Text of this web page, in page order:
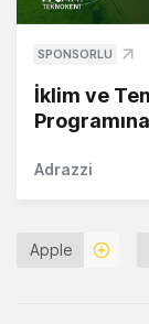
SPONSORLU
İklim ve
Adrazzi
Apple